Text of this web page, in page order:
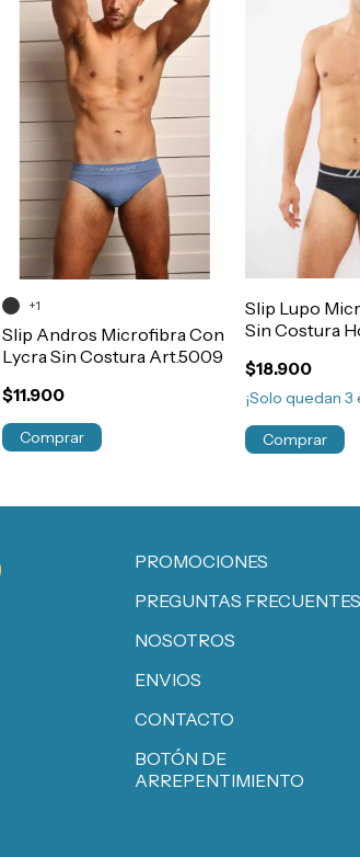
Slip Andros Microfibra Con
Lycra Sin Costura Art.5009
$11.900
+1
Comprar
Slip Lupo
Sin Costura
$18.900
¡Solo quedan3
Comprar
PROMOCIONES
PREGUNTAS FRECUENTES
NOSOTROS
ENVIOS
CONTACTO
BOTÓN DE
ARREPENTIMIENTO